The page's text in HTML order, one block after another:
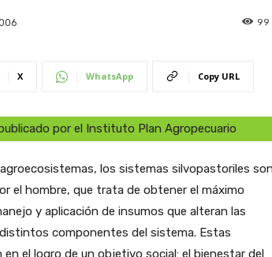
99
X WhatsApp Copy URL
por el Instituto Plan Agropecuario
los sistemas silvopastoriles
el hombre, que trata de obtener el máximo
y aplicación de insumos que alteran las
componentes del sistema. Estas
el logro de un objetivo social: el bienestar del